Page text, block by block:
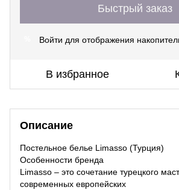
Быстрый заказ
Войти для отображения
В избранное
Описание
Постельное белье Limasso (Турция)
Особенности бренда
Limasso – это сочетание турецкого
современных европейских